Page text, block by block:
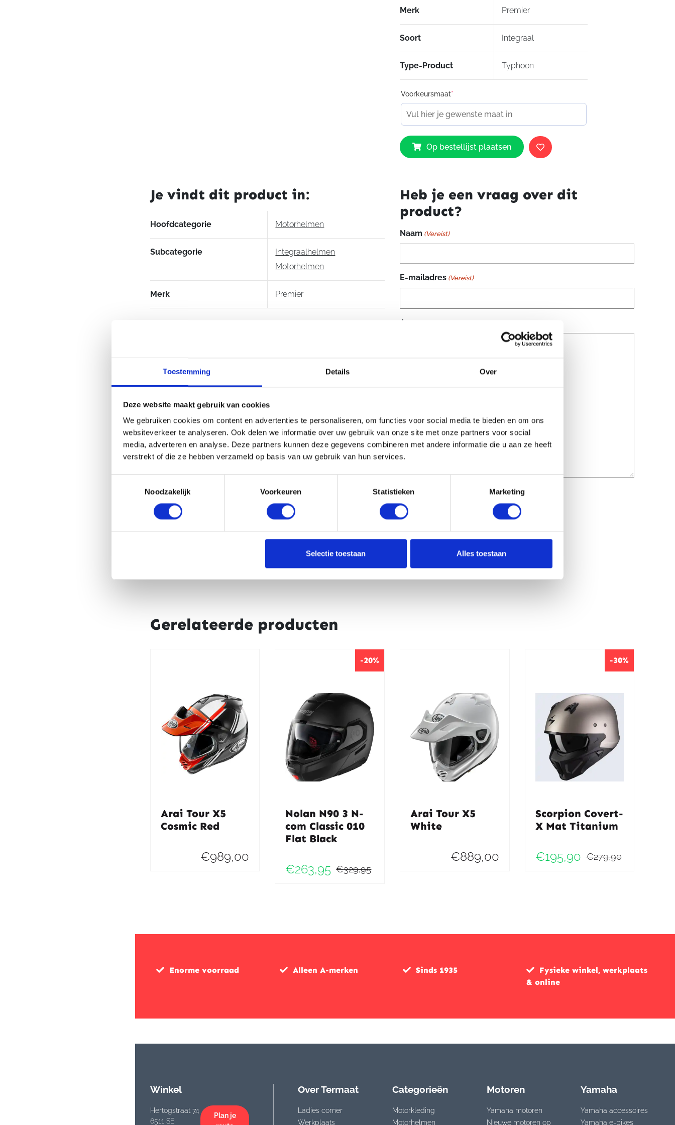
Toestemming Details Over
Deze website maakt gebruik van cookies
We gebruiken cookies om content en advertenties te personaliseren, om functies voor social media te bieden en om ons
websiteverkeer te analyseren. Ook delen we informatie over uw gebruik van onze site met onze partners voor social
media, adverteren en analyse. Deze partners kunnen deze gegevens combineren met andere informatie die u aan ze heeft
verstrekt of die ze hebben verzameld op basis van uw gebruik van hun services.
Noodzakelijk
Voorkeuren Statistieken Marketing
Selectie toestaan Alles toestaan
Vizier: Antikras, pinlock-ready (inclusief
pinlock)
Gewicht: kleine schaal: 1.580 ± 50 g / grote
schaal: 1.6500 ± 50 g
ECE 22.06
Merk Premier
Soort Integraal
Type-Product Typhoon
Voorkeursmaat*
Premier
Typhoon
U9
Op bestellijst plaatsen
Je vindt dit product in:
Hoofdcategorie Motorhelmen
Subcategorie
Integraalhelmen
Motorhelmen
Merk Premier
Heb je een vraag over dit
product?
Naam (Vereist)
E-mailadres (Vereist)
Je vraag
CAPTCHA
Gerelateerde producten
Arai Tour X5
Cosmic Red
€989,00
-20%
Nolan N90 3 N-
com Classic 010
Flat Black
€329,95
€329,95.
€263,95
€263,95.
Arai Tour X5
White
€889,00
-30%
Scorpion Covert-
X Mat Titanium
€279,90
€195,90
Enorme voorraad Alleen A-merken Sinds 1935
Fysieke winkel, werkplaats
& online
Winkel
Hertogstraat 74
6511 SE
Plan je
Over Termaat
Ladies corner
Werkplaats
Categorieën
Motorkleding
Motorhelmen
Motoren
Yamaha motoren
Nieuwe motoren op
Yamaha
Yamaha accessoires
Yamaha e-bikes